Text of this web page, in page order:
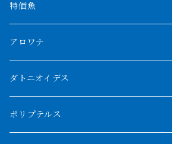
特価魚
アロワナ
クンパイ
アブソリュートレッド
ダトニオイデス
シャムタイガー
ポリプテルス